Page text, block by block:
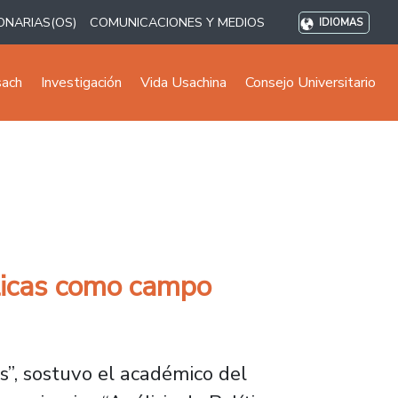
COMUNICACIONES Y MEDIOS IDIOMAS
Investigación Vida Usachina Consejo Universitario
como campo
sostuvo el académico del